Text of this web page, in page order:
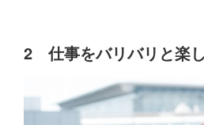
2 仕事をバリバリと楽し